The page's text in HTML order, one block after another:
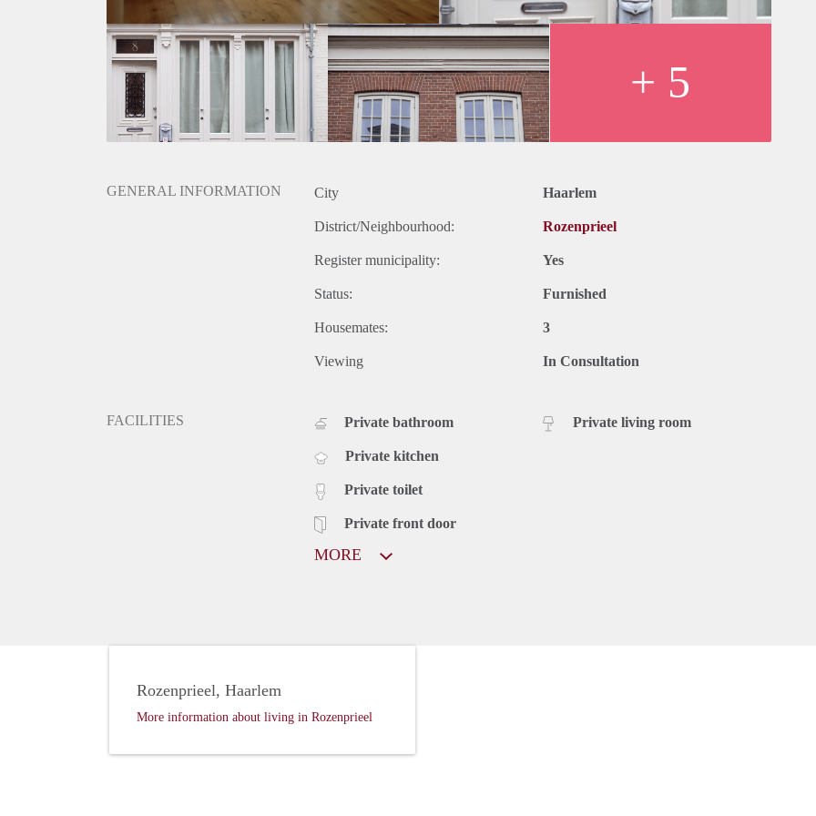
+ 5
GENERAL INFORMATION City Haarlem
District/Neighbourhood: Rozenprieel
Register municipality: Yes
Status: Furnished
Housemates: 3
Viewing In Consultation
FACILITIES Private bathroom
Private kitchen
Private toilet
Private front door
Private living room
MORE
Rozenprieel, Haarlem
More information about living in Rozenprieel